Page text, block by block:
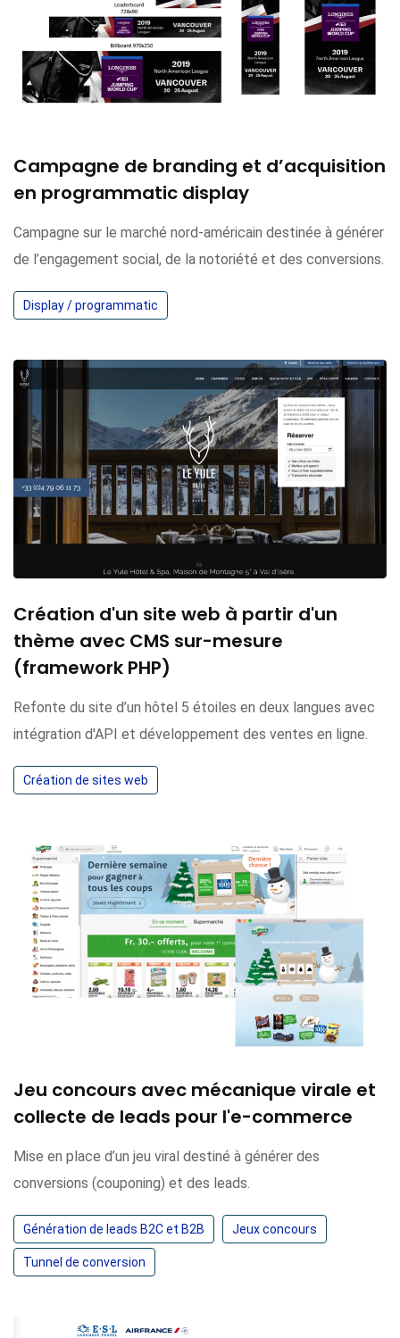
Campagne de branding et d’acquisition
en programmatic display
Campagne sur le marché nord-américain destinée à générer
de l’engagement social, de la notoriété et des conversions.
Display / programmatic
Création d'un site web à partir d'un
thème avec CMS sur-mesure
(framework PHP)
Refonte du site d’un hôtel 5 étoiles en deux langues avec
intégration d'API et développement des ventes en ligne.
Création de sites web
Jeu concours avec mécanique virale et
collecte de leads pour l'e-commerce
Mise en place d’un jeu viral destiné à générer des
conversions (couponing) et des leads.
Génération de leads B2C et B2B Jeux concours
Tunnel de conversion